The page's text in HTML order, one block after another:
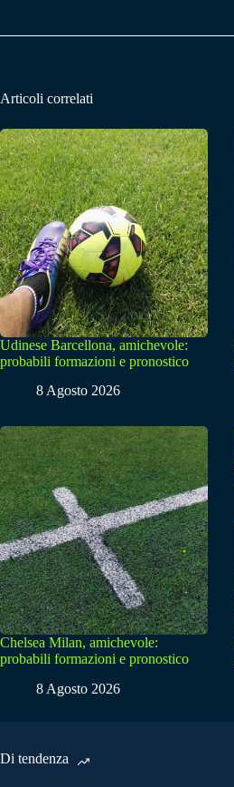
Articoli correlati
Udinese Barcellona, amichevole:
probabili formazioni e pronostico
8 Agosto 2026
Chelsea Milan, amichevole:
probabili formazioni e pronostico
8 Agosto 2026
Di tendenza